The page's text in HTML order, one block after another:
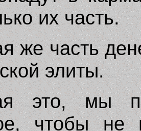
их часть.
же часть
элиты.
это, мы
чтобы не